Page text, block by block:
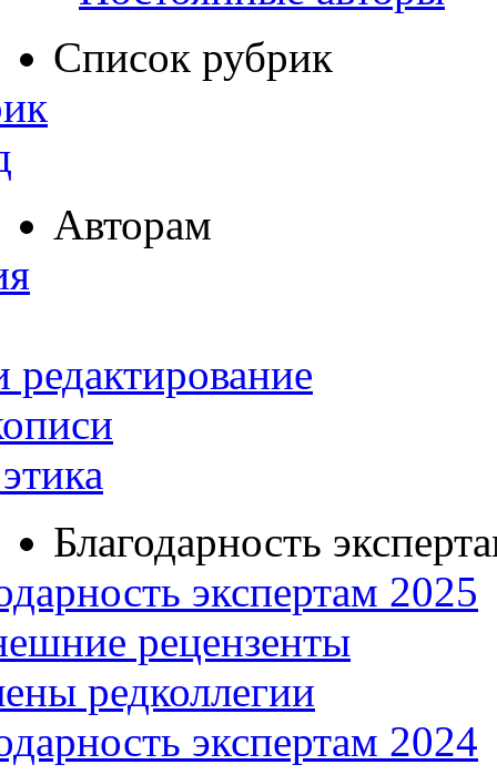
Список рубрик
Авторам
редактирование
Благодарность
экспертам 2025
рецензенты
редколлегии
экспертам 2024